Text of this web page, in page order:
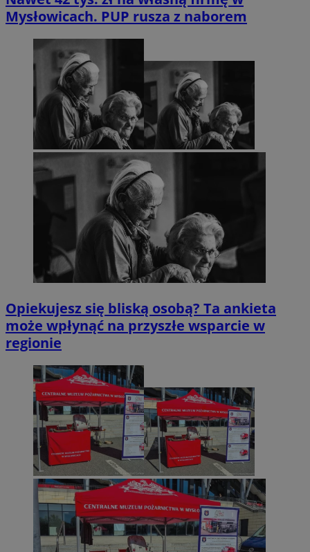
Mysłowicach. PUP rusza z naborem
Opiekujesz się bliską osobą? Ta ankieta
może wpłynąć na przyszłe wsparcie w
regionie